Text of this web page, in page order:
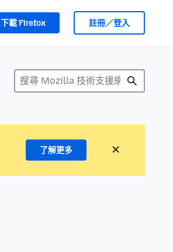
下載 Firefox 註冊／登入
了解更多